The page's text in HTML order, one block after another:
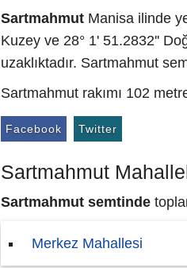
Sartmahmut Manisa ilinde
Kuzey ve 28° 1' 51.2832''
uzaklıktadır. Sartmahmut
Sartmahmut rakımı 102
Facebook Twitter
Sartmahmut
Sartmahmut semtinde
Merkez Mahallesi